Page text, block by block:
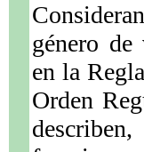
género de
en la
Orden